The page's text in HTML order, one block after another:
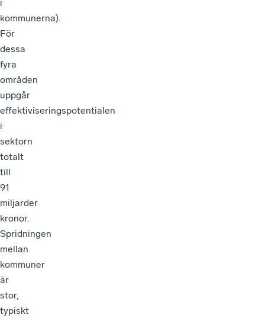
i
kommunerna).
För
dessa
fyra
områden
uppgår
effektiviseringspotentialen
i
sektorn
totalt
till
91
miljarder
kronor.
Spridningen
mellan
kommuner
är
stor,
typiskt